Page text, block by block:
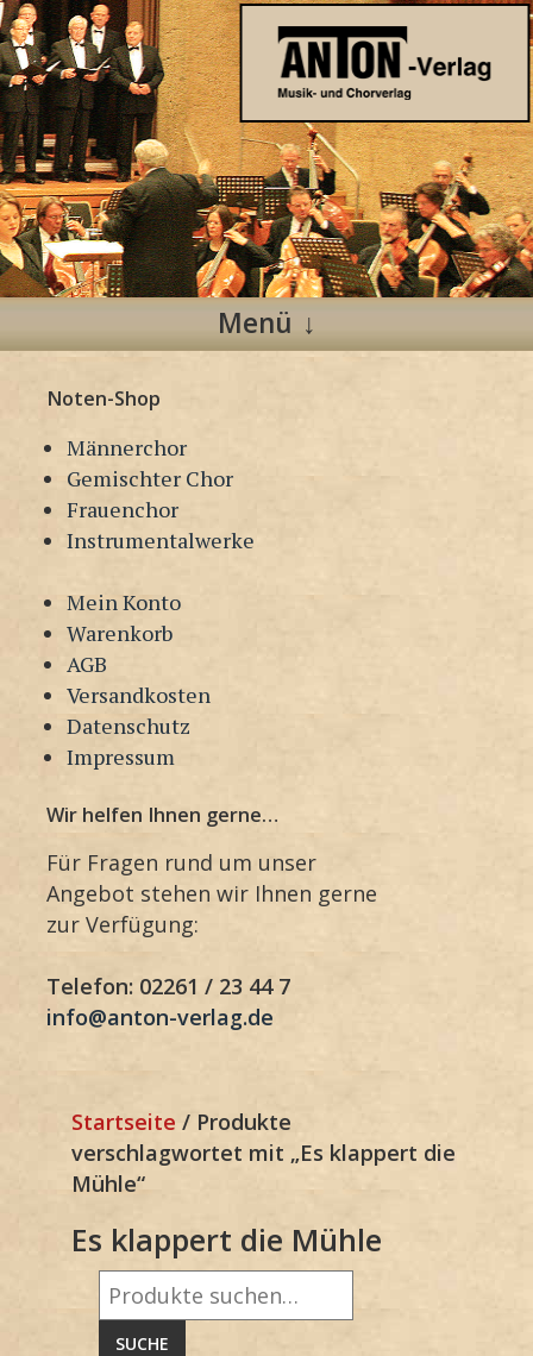
Anton Verlag
Musik- und Chorverlag
Menü
Inhalt
springen
Noten-Shop
Männerchor
Gemischter Chor
Frauenchor
Instrumentalwerke
Mein Konto
Warenkorb
AGB
Versandkosten
Datenschutz
Impressum
Wir helfen Ihnen gerne…
Für Fragen rund um unser
Angebot stehen wir Ihnen gerne
zur Verfügung:
Telefon: 02261 / 23 44 7
info@anton-verlag.de
Startseite / Produkte
verschlagwortet mit „Es klappert die
Mühle“
Es klappert die Mühle
Suche
nach:
SUCHE